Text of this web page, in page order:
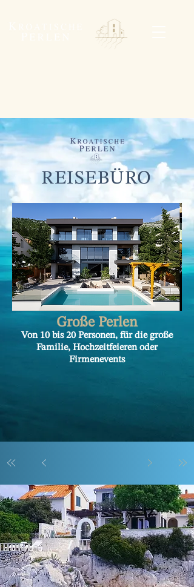
REISEBÜRO
Große Perlen
Von 10 bis 20 Personen, für die große
Familie, Hochzeitfeieren oder
Firmenevents